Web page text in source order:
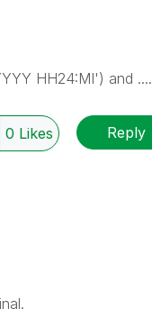
HH24:MI') and ....
0 Likes Reply